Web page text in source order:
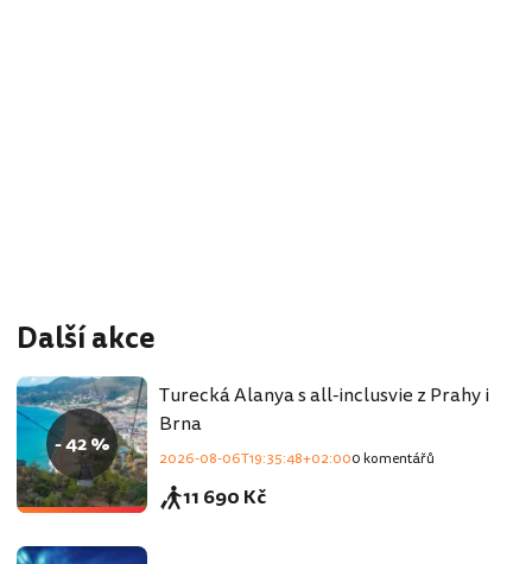
Další akce
- 42 %
Turecká Alanya s all-inclusvie z Prahy i
Brna
2026-08-06T19:35:48+02:000 komentářů
11 690 Kč